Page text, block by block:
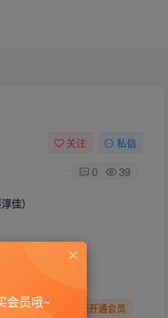
关注 私信
0 39
佳）
暂无购买权限，请先开通会员
会员哦~